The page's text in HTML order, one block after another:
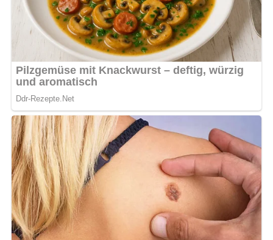
Portionen: 4
Zutaten für die Erbsensuppe
200 g getrocknete Erbsen
1 Wurzelwerk (Suppengrün)
1 Zwiebel
Salz
50 g Speck
Weißbrotwürfel
Margarine